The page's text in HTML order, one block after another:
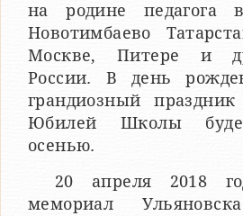
на родине педагога
Новотимбаево
Москве, Питере и
России. В день
грандиозный
Юбилей Школы
осенью.
20 апреля 2018
мемориал